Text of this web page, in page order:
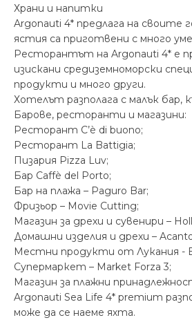
Храни и напитки
Argonauti 4* предлага на
ястия са приготвени с много
Ресторантът на Argonauti 4* e
изискани средиземноморски
продукти и много други.
Хотелът разполага с малък бар,
Барове, ресторанти и магазини:
Ресторант C’è di buono;
Ресторант La Battigia;
Пизария Pizza Luv;
Бар Caffè del Porto;
Бар на плажа – Paguro Bar;
Фризьор – Movie Cutting;
Магазин за дрехи и сувенири –
Домашни изделия и дрехи –
Местни продукти от Лукания -
Супермаркет – Market Forza 3;
Магазин за плажни
Argonauti Sea Life 4* premium
може да се наеме яхта.